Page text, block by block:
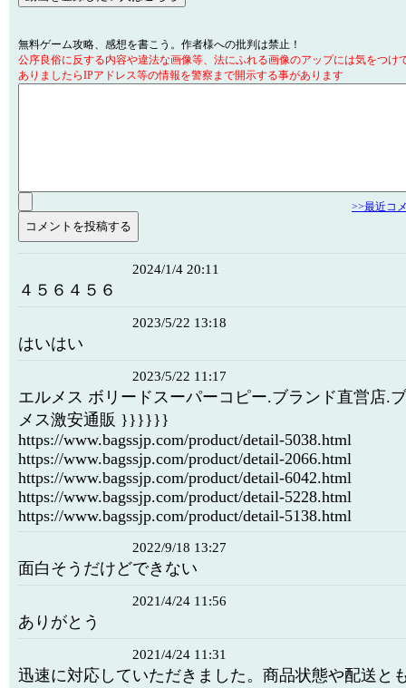
無料ゲーム攻略、感想を書こう。作者様への批判は禁止！
公序良俗に反する内容や違法な画像等、法にふれる画像のアップには気をつけ
ありましたらIPアドレス等の情報を警察まで開示する事があります
>>最近コ
2024/1/4 20:11
４５６４５６
2023/5/22 13:18
はいはい
2023/5/22 11:17
エルメス ボリードスーパーコピー.ブランド直営店.
メス激安通販 }}}}}}
https://www.bagssjp.com/product/detail-5038.html
https://www.bagssjp.com/product/detail-2066.html
https://www.bagssjp.com/product/detail-6042.html
https://www.bagssjp.com/product/detail-5228.html
https://www.bagssjp.com/product/detail-5138.html
2022/9/18 13:27
面白そうだけどできない
2021/4/24 11:56
ありがとう
2021/4/24 11:31
迅速に対応していただきました。商品状態や配送と